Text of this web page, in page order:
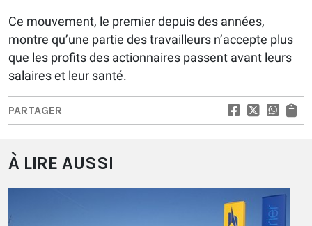
Ce mouvement, le premier depuis des années,
montre qu’une partie des travailleurs n’accepte plus
que les profits des actionnaires passent avant leurs
salaires et leur santé.
PARTAGER
À LIRE AUSSI